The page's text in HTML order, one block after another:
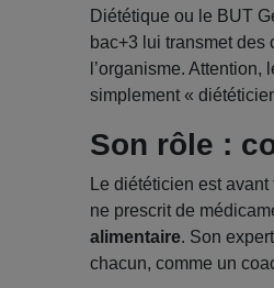
Diététique ou le BUT
bac+3 lui transmet
l’organisme.
simplement «
Son rôle :
Le diététicien est
ne prescrit de
alimentaire. Son
chacun, comme un